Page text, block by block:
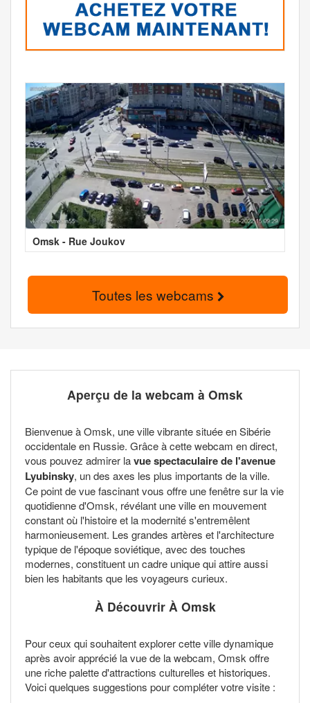
Omsk - Rue Joukov
Toutes les webcams
Aperçu de la webcam à Omsk
Bienvenue à Omsk, une ville vibrante située en Sibérie
occidentale en Russie. Grâce à cette webcam en direct,
vous pouvez admirer lavue spectaculaire de l'avenue
Lyubinsky, un des axes les plus importants de la ville.
Ce point de vue fascinant vous offre une fenêtre sur la vie
quotidienne d'Omsk, révélant une ville en mouvement
constant où l'histoire et la modernité s'entremêlent
harmonieusement. Les grandes artères et l'architecture
typique de l'époque soviétique, avec des touches
modernes, constituent un cadre unique qui attire aussi
bien les habitants que les voyageurs curieux.
À Découvrir À Omsk
Pour ceux qui souhaitent explorer cette ville dynamique
après avoir apprécié la vue de la webcam, Omsk offre
une riche palette d'attractions culturelles et historiques.
Voici quelques suggestions pour compléter votre visite :